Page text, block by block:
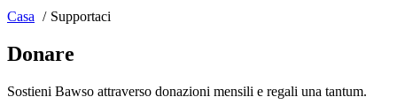
Casa Supportaci
Donare
Sostieni Bawso attraverso donazioni mensili e regali una tantum.